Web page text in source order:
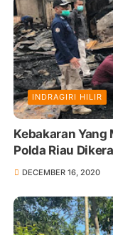
INDRAGIRI HILIR
Kebakaran Yang
Polda Riau
DECEMBER 16, 2020